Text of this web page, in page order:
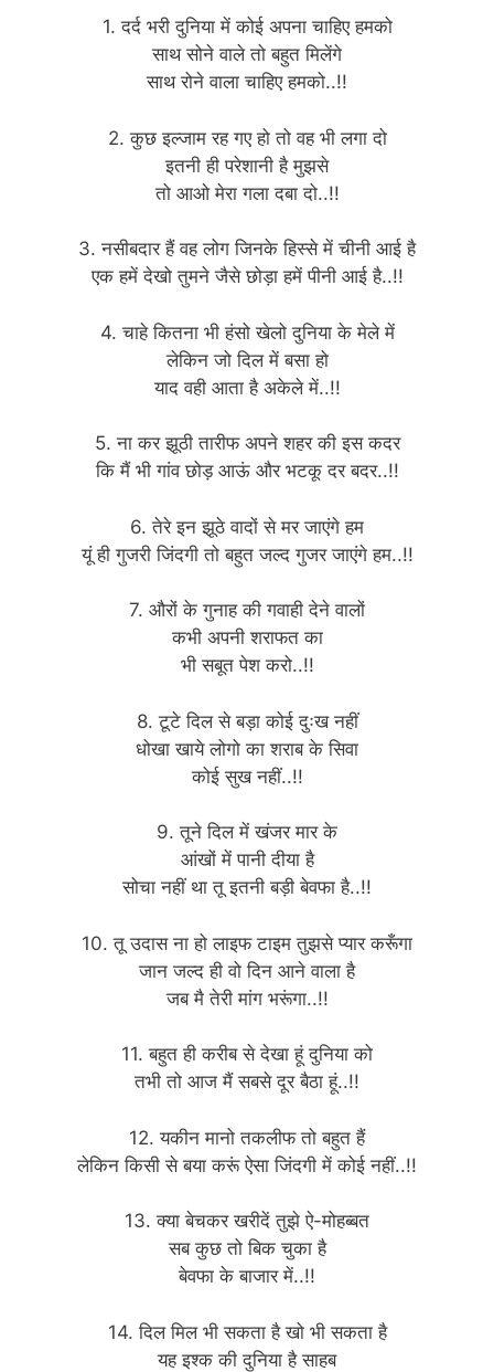
1. दर्द भरी दुनिया में कोई अपना चाहिए हमको
साथ सोने वाले तो बहुत मिलेंगे
साथ रोने वाला चाहिए हमको..!!
2. कुछ इल्जाम रह गए हो तो वह भी लगा दो
इतनी ही परेशानी है मुझसे
तो आओ मेरा गला दबा दो..!!
3. नसीबदार हैं वह लोग जिनके हिस्से में चीनी आई है
एक हमें देखो तुमने जैसे छोड़ा हमें पीनी आई है..!!
4. चाहे कितना भी हंसो खेलो दुनिया के मेले में
लेकिन जो दिल में बसा हो
याद वही आता है अकेले में..!!
5. ना कर झूठी तारीफ अपने शहर की इस कदर
कि मैं भी गांव छोड़ आऊं और भटकू दर बदर..!!
6. तेरे इन झूठे वादों से मर जाएंगे हम
यूं ही गुजरी जिंदगी तो बहुत जल्द गुजर जाएंगे हम..!!
7. औरों के गुनाह की गवाही देने वालों
कभी अपनी शराफत का
भी सबूत पेश करो..!!
8. टूटे दिल से बड़ा कोई दुःख नहीं
धोखा खाये लोगो का शराब के सिवा
कोई सुख नहीं..!!
9. तूने दिल में खंजर मार के
आंखों में पानी दीया है
सोचा नहीं था तू इतनी बड़ी बेवफा है..!!
10. तू उदास ना हो लाइफ टाइम तुझसे प्यार करूँगा
जान जल्द ही वो दिन आने वाला है
जब मै तेरी मांग भरूंगा..!!
11. बहुत ही करीब से देखा हूं दुनिया को
तभी तो आज मैं सबसे दूर बैठा हूं..!!
12. यकीन मानो तकलीफ तो बहुत हैं
लेकिन किसी से बया करूं ऐसा जिंदगी में कोई नहीं..!!
13. क्या बेचकर खरीदें तुझे ऐ-मोहब्बत
सब कुछ तो बिक चुका है
बेवफा के बाजार में..!!
14. दिल मिल भी सकता है खो भी सकता है
यह इश्क की दुनिया है साहब